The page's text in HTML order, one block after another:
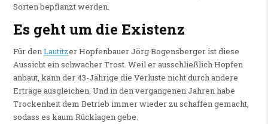
Sorten bepflanzt werden.
Es geht um die Existenz
Für denLautitzer Hopfenbauer Jörg Bogensberger ist diese
Aussicht ein schwacher Trost. Weil er ausschließlich Hopfen
anbaut, kann der 43-Jährige die Verluste nicht durch andere
Erträge ausgleichen. Und in den vergangenen Jahren habe
Trockenheit dem Betrieb immer wieder zu schaffen gemacht,
sodass es kaum Rücklagen gebe.